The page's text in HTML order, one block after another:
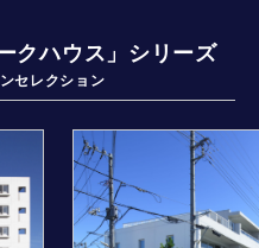
クハウス」シリーズ
セレクション